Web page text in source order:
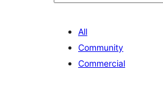
All
Community
Commercial